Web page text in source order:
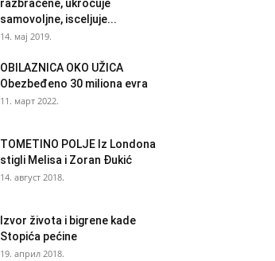
razbraćene, ukroćuje
samovoljne, isceljuje...
14. мај 2019.
OBILAZNICA OKO UŽICA
Obezbeđeno 30 miliona evra
11. март 2022.
TOMETINO POLJE Iz Londona
stigli Melisa i Zoran Đukić
14. август 2018.
Izvor života i bigrene kade
Stopića pećine
19. април 2018.